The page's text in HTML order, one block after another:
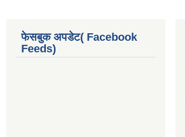
फेसबुक अपडेट( Facebook
Feeds)